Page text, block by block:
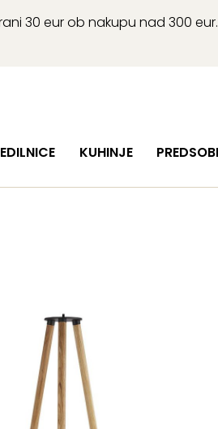
30 eur ob nakupu nad 300
KUHINJE